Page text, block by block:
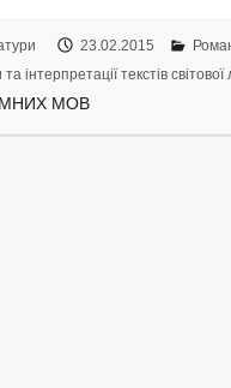
23.02.2015
інтерпретації текстів світової
МОВ